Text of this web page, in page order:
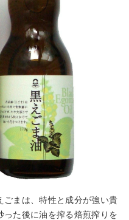
ごまは、特性と成分が強い貴
た後に油を搾る焙煎搾りを